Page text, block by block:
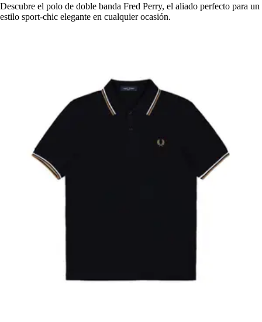
Descubre el polo de doble banda Fred Perry, el aliado perfecto para un
estilo sport-chic elegante en cualquier ocasión.